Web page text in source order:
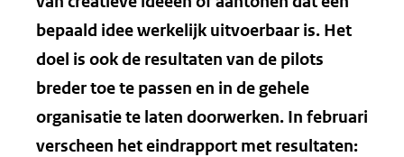
bepaald idee werkelijk uitvoerbaar is. Het
doel is ook de resultaten van de pilots
breder toe te passen en in de gehele
organisatie te laten doorwerken. In februari
verscheen het eindrapport met resultaten: